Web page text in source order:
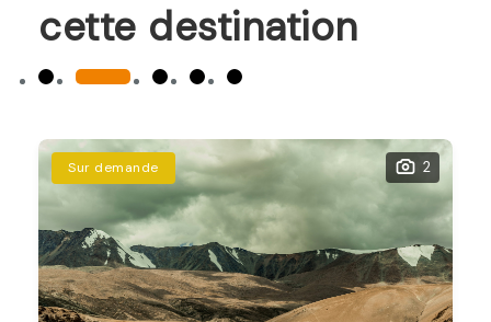
cette destination
Sur demande 2